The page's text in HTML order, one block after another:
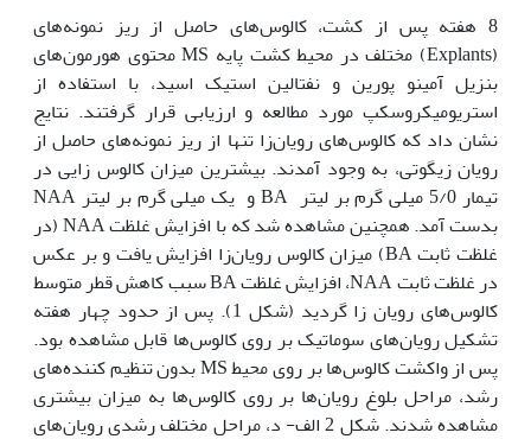
8 هفته پس از کشت، کالوس‌های ‌حاصل از ریز نمونه‌های
(Explants) مختلف در محیط کشت پایه MS محتوی هورمون‌های
بنزیل آمینو پورین و نفتالین استیک اسید، با استفاده از
استریومیکروسکپ مورد مطالعه و ارزیابی قرار گرفتند. نتایج
نشان داد که کالوس‌های رویان‌زا تنها از ریز نمونه‌های حاصل از
رویان زیگوتی، به وجود آمدند. بیشترین میزان کالوس زایی در
تیمار 5/0 میلی گرم بر لیتر BA و یک میلی گرم بر لیتر NAA
بدست آمد. همچنین مشاهده شد که با افزایش غلظت NAA (در
غلظت ثابت BA) میزان کالوس رویان‌زا افزایش یافت و بر عکس
در غلظت ثابت NAA، افزایش غلظت BA سبب کاهش قطر متوسط
کالوس‌های رویان زا گردید (شکل 1). پس از حدود چهار هفته
تشکیل رویان‌های سوماتیک بر روی کالوس‌ها قابل مشاهده بود.
پس از واکشت کالوس‌ها بر روی محیط MS بدون تنظیم کننده‌های
رشد، مراحل بلوغ رویان‌ها بر روی کالوس‌ها به میزان بیشتری
مشاهده شدند. شکل 2 الف- د، مراحل مختلف رشدی رویان‌های